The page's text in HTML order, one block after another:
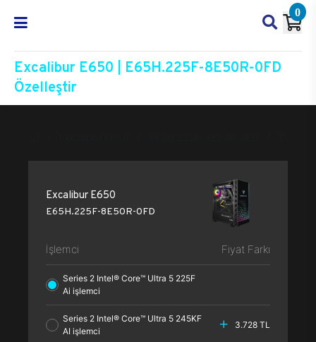
0
Excalibur E650 | E65H.225F-8E50R-0FD
Özelleştir
Excalibur E650
E65H.225F-8E50R-0FD
İşlemci Fiyat Farkı
Series 2 Intel® Core™ Ultra 5 225F
Ai işlemci
Series 2 Intel® Core™ Ultra 5 245KF
AI işlemci
3.728 TL